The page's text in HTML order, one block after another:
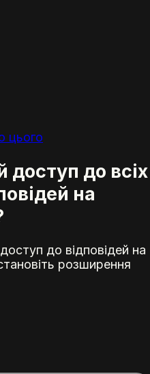
цього
доступ до всіх
на
до відповідей на
розширення